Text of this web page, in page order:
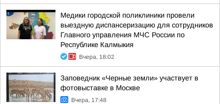
Медики городской поликлиники провели
выездную диспансеризацию для сотрудников
Главного управления МЧС России по
Республике Калмыкия
Вчера, 18:02
Заповедник «Черные земли» участвует в
фотовыставке в Москве
Вчера, 17:48